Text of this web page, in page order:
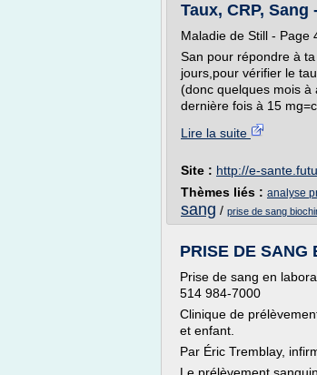
Taux, CRP,
Maladie de Still - Page
San pour répondre à
jours,pour vérifier le
(donc quelques mois
dernière fois à 15
Lire la suite
Site : http://e-
Thèmes liés : analyse
sang / prise de sang
PRISE DE
Prise de sang en
514 984-7000
Clinique de
et enfant.
Par Éric Tremblay,